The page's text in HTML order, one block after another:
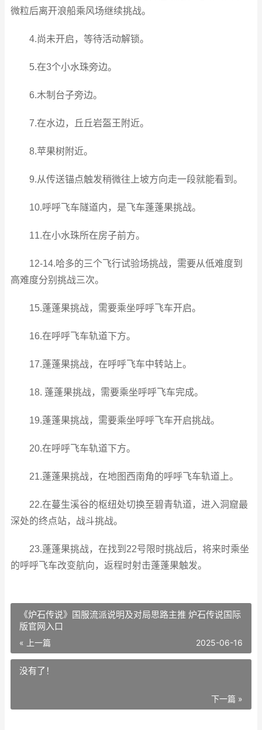
微粒后离开浪船乘风场继续挑战。
4.尚未开启，等待活动解锁。
5.在3个小水珠旁边。
6.木制台子旁边。
7.在水边，丘丘岩盔王附近。
8.苹果树附近。
9.从传送锚点触发稍微往上坡方向走一段就能看到。
10.呼呼飞车隧道内，是飞车蓬蓬果挑战。
11.在小水珠所在房子前方。
12-14.哈多的三个飞行试验场挑战，需要从低难度到
高难度分别挑战三次。
15.蓬蓬果挑战，需要乘坐呼呼飞车开启。
16.在呼呼飞车轨道下方。
17.蓬蓬果挑战，在呼呼飞车中转站上。
18. 蓬蓬果挑战，需要乘坐呼呼飞车完成。
19.蓬蓬果挑战，需要乘坐呼呼飞车开启挑战。
20.在呼呼飞车轨道下方。
21.蓬蓬果挑战，在地图西南角的呼呼飞车轨道上。
22.在蔓生溪谷的枢纽处切换至碧青轨道，进入洞窟最
深处的终点站，战斗挑战。
23.蓬蓬果挑战，在找到22号限时挑战后，将来时乘坐
的呼呼飞车改变航向，返程时射击蓬蓬果触发。
《炉石传说》国服流派说明及对局思路主推 炉石传说国际
版官网入口
« 上一篇 2025-06-16
没有了！
下一篇 »